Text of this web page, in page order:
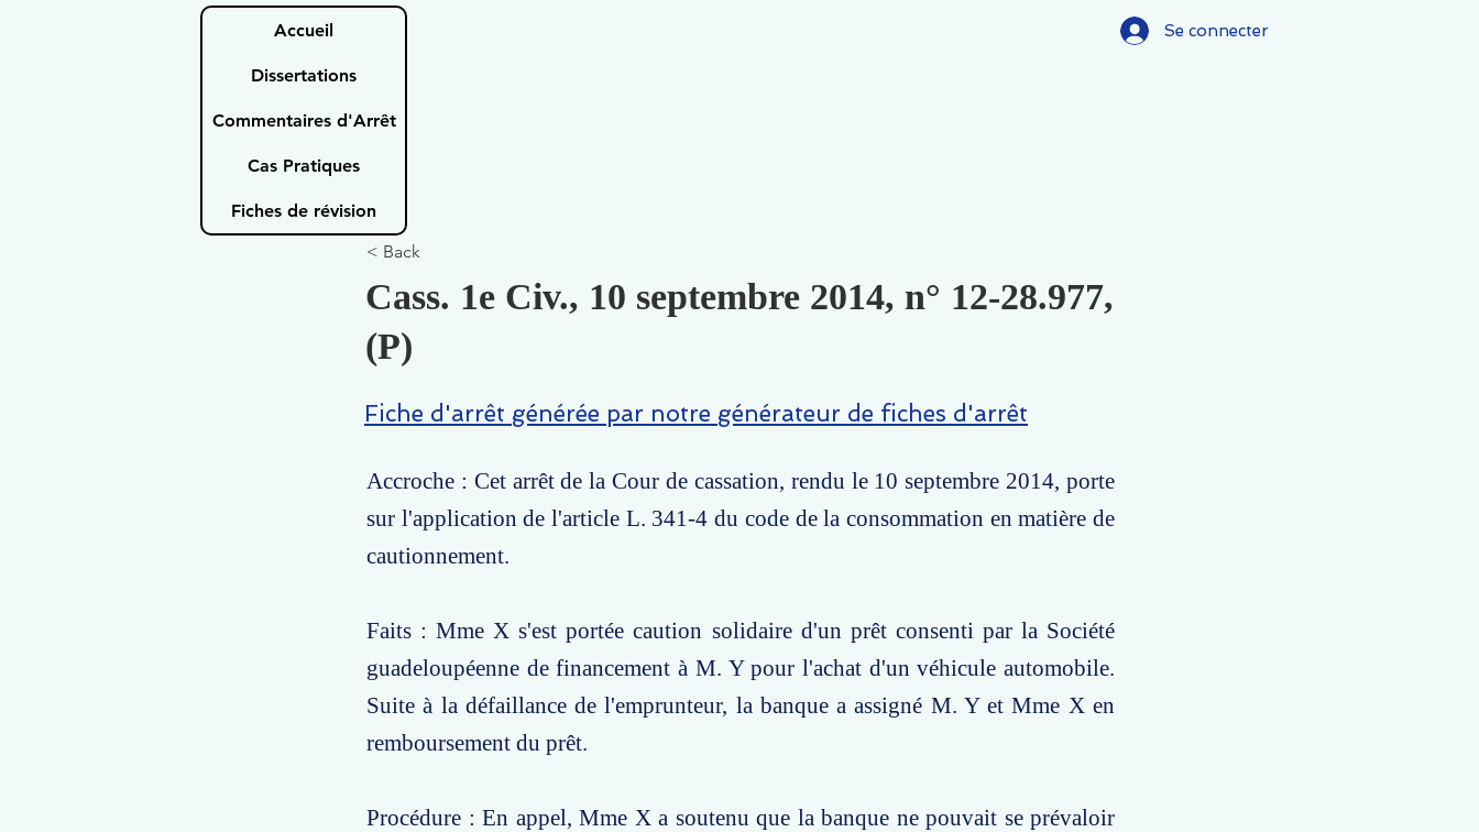
Accueil
Dissertations
Commentaires d'Arrêt
Cas Pratiques
Fiches de révision
Se connecter
< Back
Cass. 1e Civ., 10 septembre 2014, n° 12-28.977,
(P)
Fiche d'arrêt générée par notre générateur de fiches d'arrêt
Accroche : Cet arrêt de la Cour de cassation, rendu le 10 septembre 2014, porte
sur l'application de l'article L. 341-4 du code de la consommation en matière de
cautionnement.
Faits : Mme X s'est portée caution solidaire d'un prêt consenti par la Société
guadeloupéenne de financement à M. Y pour l'achat d'un véhicule automobile.
Suite à la défaillance de l'emprunteur, la banque a assigné M. Y et Mme X en
remboursement du prêt.
Procédure : En appel, Mme X a soutenu que la banque ne pouvait se prévaloir